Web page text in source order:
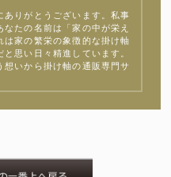
ありがとうございます。私事
たの名前は「家の中が栄え
は家の繁栄の象徴的な掛け軸
思い日々精進しています。
いから掛け軸の通販専門サ